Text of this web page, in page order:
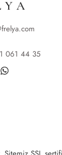
061 44 35